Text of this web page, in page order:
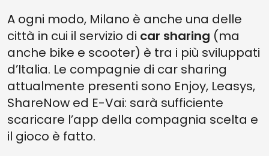
A ogni modo, Milano è anche una delle
città in cui il servizio di car sharing (ma
anche bike e scooter) è tra i più sviluppati
d’Italia. Le compagnie di car sharing
attualmente presenti sono Enjoy, Leasys,
ShareNow ed E-Vai: sarà sufficiente
scaricare l’app della compagnia scelta e
il gioco è fatto.